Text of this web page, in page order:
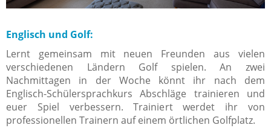
Englisch und Golf:
Lernt gemeinsam mit neuen Freunden aus vielen
verschiedenen Ländern Golf spielen. An zwei
Nachmittagen in der Woche könnt ihr nach dem
Englisch-Schülersprachkurs Abschläge trainieren und
euer Spiel verbessern. Trainiert werdet ihr von
professionellen Trainern auf einem örtlichen Golfplatz.